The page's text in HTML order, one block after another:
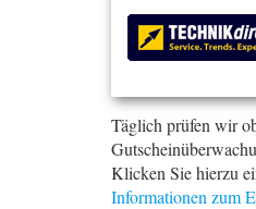
Täglich prüfen wir
Klicken Sie hierzu
Informationen zum